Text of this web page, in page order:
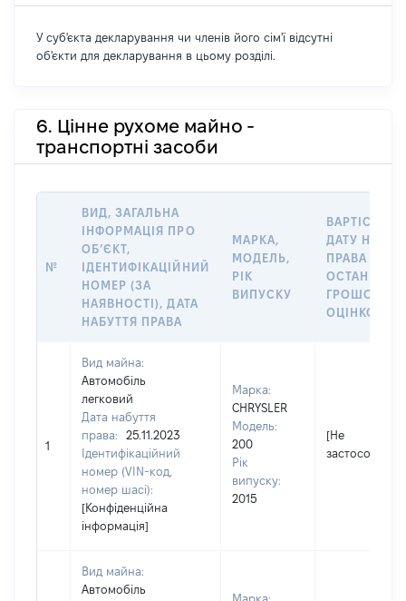
У суб'єкта декларування чи членів його сім'ї відсутні
об'єкти для декларування в цьому розділі.
6. Цінне рухоме майно -
транспортні засоби
№
ВИД, ЗАГАЛЬНА
ІНФОРМАЦІЯ ПРО
ОБʼЄКТ,
ІДЕНТИФІКАЦІЙНИЙ
НОМЕР (ЗА
НАЯВНОСТІ), ДАТА
НАБУТТЯ ПРАВА
МАРКА,
МОДЕЛЬ,
РІК
ВИПУСКУ
ВАРТІСТЬ
ДАТУ
ПРАВА АБО
ГРОШОВОЮ
ОЦІНКОЮ,
1
Вид майна:
Автомобіль
легковий
Дата набуття
права:
25.11.2023
Ідентифікаційний
номер (VIN-код,
номер шасі):
[Конфіденційна
інформація]
Марка:
CHRYSLER
Модель:
200
Рік
випуску:
2015
[Не
Вид майна:
Автомобіль
Марка: